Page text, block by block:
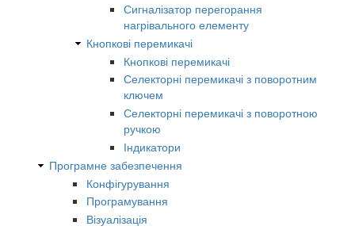
Сигналізатор перегорання
нагрівального елементу
Кнопкові перемикачі
Кнопкові перемикачі
Селекторні перемикачі з поворотним
ключем
Селекторні перемикачі з поворотною
ручкою
Індикатори
Програмне забезпечення
Конфігурування
Програмування
Візуалізація